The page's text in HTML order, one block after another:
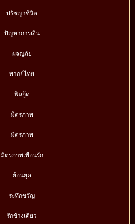
ปรัชญาชีวิต
ปัญหาการเงิน
ผจญภัย
พากย์ไทย
ฟีลกู้ด
มิตรภาพ
มิตรภาพ
มิตรภาพเพื่อนรัก
ย้อนยุค
ระทึกขวัญ
รักข้างเดียว